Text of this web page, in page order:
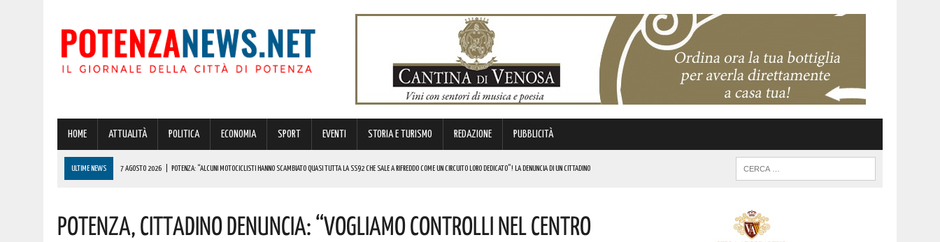
HOME ATTUALITÀ POLITICA ECONOMIA SPORT EVENTI STORIA E TURISMO REDAZIONE PUBBLICITÀ
ULTIME NEWS 7 AGOSTO 2026 POTENZA: “ALCUNI MOTOCICLISTI HANNO SCAMBIATO QUASI TUTTA LA SS92 CHE SALE A RIFREDDO COME UN CIRCUITO LORO DEDICATO”! LA DENUNCIA DI UN CITTADINO
A CARBONE SPICCA IL TARTUFO BIANCO: COSÌ L’ALSIA LANCIA UN AVVISO PUBBLICO PER VALORIZZARLO RIVOLTO A GRAFICI, DESIGNER PROFESSIONISTI E STUDENTI. I DETTAGLI
7 AGOSTO 2026 | DALLA REGIONE VIA LIBERA ALLA REALIZZAZIONE A PICERNO E MELFI DI SISTEMI DI ACCUMULO DI ENERGIA ELETTRICA A BATTERIE. I DETTAGLI
POTENZA, CITTADINO DENUNCIA: “VOGLIAMO CONTROLLI NEL CENTRO